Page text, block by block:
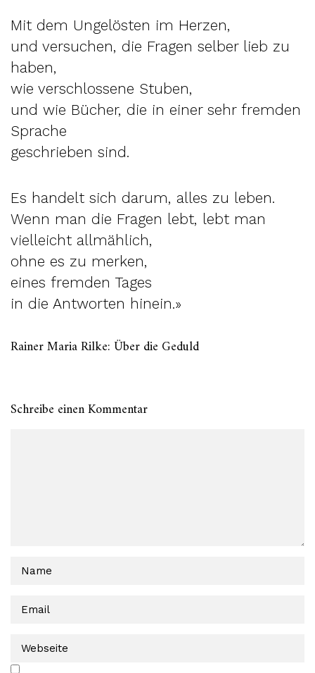
Mit dem Ungelösten im Herzen,
und versuchen, die Fragen selber lieb zu
haben,
wie verschlossene Stuben,
und wie Bücher, die in einer sehr fremden
Sprache
geschrieben sind.
Es handelt sich darum, alles zu leben.
Wenn man die Fragen lebt, lebt man
vielleicht allmählich,
ohne es zu merken,
eines fremden Tages
in die Antworten hinein.»
Rainer Maria Rilke: Über die Geduld
Schreibe einen Kommentar